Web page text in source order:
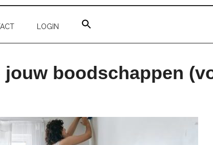
LOGIN
boodschappen